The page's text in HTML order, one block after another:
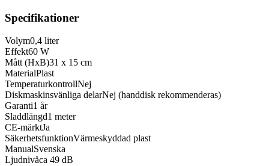
Specifikationer
Volym0,4 liter
Effekt60 W
Mått (HxB)31 x 15 cm
MaterialPlast
TemperaturkontrollNej
Diskmaskinsvänliga delarNej (handdisk rekommenderas)
Garanti1 år
Sladdlängd1 meter
CE-märktJa
SäkerhetsfunktionVärmeskyddad plast
ManualSvenska
Ljudnivåca 49 dB